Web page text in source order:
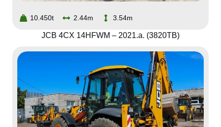
10.450t 2.44m 3.54m
JCB 4CX 14HFWM – 2021.a. (3820TB)